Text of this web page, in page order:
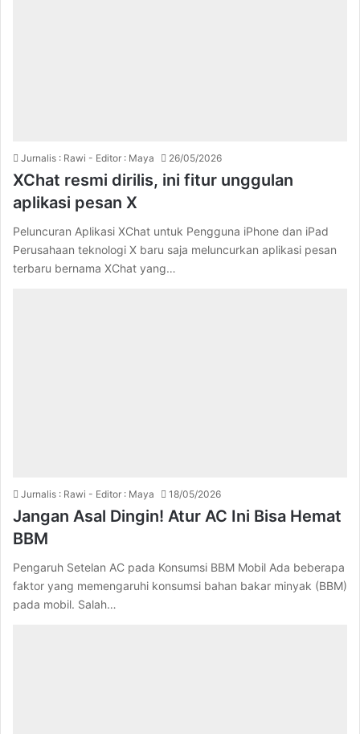
Jurnalis : Rawi - Editor : Maya 26/05/2026
XChat resmi dirilis, ini fitur unggulan
aplikasi pesan X
Peluncuran Aplikasi XChat untuk Pengguna iPhone dan iPad
Perusahaan teknologi X baru saja meluncurkan aplikasi pesan
terbaru bernama XChat yang…
Jurnalis : Rawi - Editor : Maya 18/05/2026
Jangan Asal Dingin! Atur AC Ini Bisa Hemat
BBM
Pengaruh Setelan AC pada Konsumsi BBM Mobil Ada beberapa
faktor yang memengaruhi konsumsi bahan bakar minyak (BBM)
pada mobil. Salah…